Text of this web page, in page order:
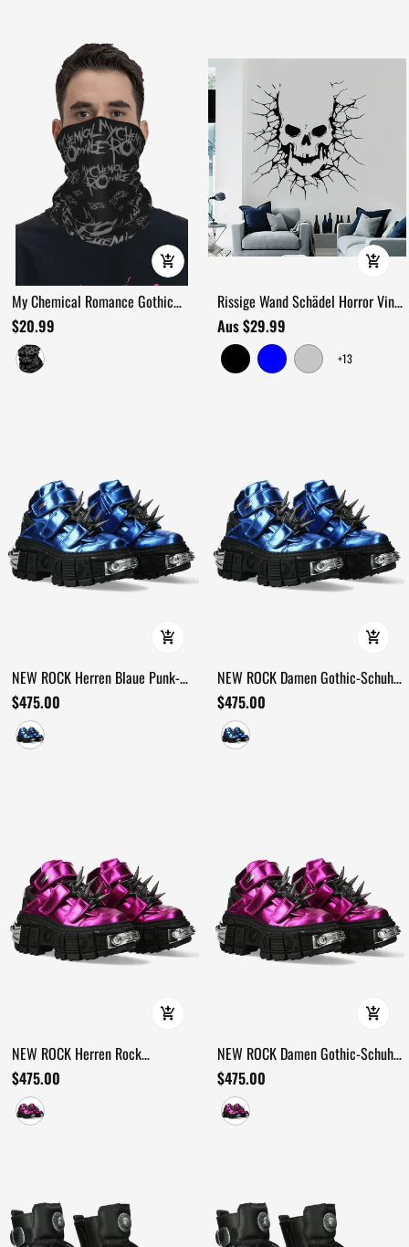
My Chemical Romance Gothic
Halswärmer Gesichtsbedeckung
$20.99
Rissige Wand Schädel Horror Vinyl
Aufkleber Sticker
Aus $29.99
+13
NEW ROCK Herren Blaue Punk-
Plateau-Stiefel mit Spikes-
Hardware
$475.00
NEW ROCK Damen Gothic-Schuhe
mit Flammen und Doppel-
Schnallen
$475.00
NEW ROCK Herren Rock
Plateausneaker mit Spike-Details
$475.00
NEW ROCK Damen Gothic-Schuhe
mit Flammen und Doppel-
Schnallen
$475.00